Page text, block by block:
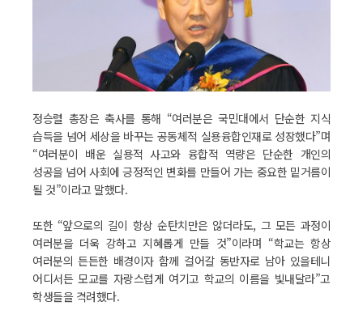
정승렬 총장은 축사를 통해 “여러분은 국민대에서 단순한 지식
습득을 넘어 세상을 바꾸는 공동체적 실용융합인재로 성장했다”며
“여러분이 배운 실용적 사고와 융합적 역량은 단순한 개인의
성공을 넘어 사회에 긍정적인 변화를 만들어 가는 중요한 밑거름이
될 것”이라고 말했다.
또한 “앞으로의 길이 항상 순탄치만은 않더라도, 그 모든 과정이
여러분을 더욱 강하고 지혜롭게 만들 것”이라며 “학교는 항상
여러분의 든든한 배경이자 함께 걸어갈 동반자로 남아 있을테니
어디서든 모교를 자랑스럽게 여기고 학교의 이름을 빛내달라”고
학생들을 격려했다.